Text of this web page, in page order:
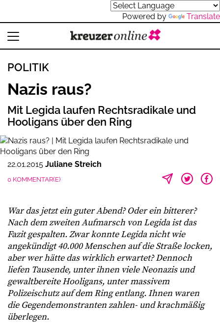
Powered by Translate
POLITIK
Nazis raus?
Mit Legida laufen Rechtsradikale und
Hooligans über den Ring
22.01.2015 Juliane Streich
0 KOMMENTAR(E)
War das jetzt ein guter Abend? Oder ein bitterer?
Nach dem zweiten Aufmarsch von Legida ist das
Fazit gespalten. Zwar konnte Legida nicht wie
angekündigt 40.000 Menschen auf die Straße locken,
aber wer hätte das wirklich erwartet? Dennoch
liefen Tausende, unter ihnen viele Neonazis und
gewaltbereite Hooligans, unter massivem
Polizeischutz auf dem Ring entlang. Ihnen waren
die Gegendemonstranten zahlen- und krachmäßig
überlegen.